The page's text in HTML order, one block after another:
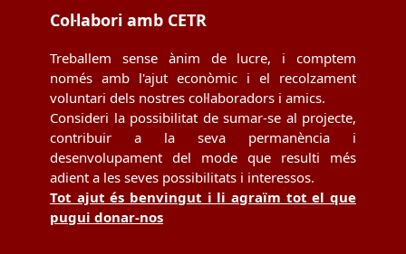
Col·labori amb CETR
Treballem sense ànim de lucre, i comptem
només amb l'ajut econòmic i el recolzament
voluntari dels nostres col·laboradors i amics.
Consideri la possibilitat de sumar-se al projecte,
contribuir a la seva permanència i
desenvolupament del mode que resulti més
adient a les seves possibilitats i interessos.
Tot ajut és benvingut i li agraïm tot el que
pugui donar-nos